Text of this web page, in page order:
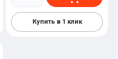
Купить в 1 клик